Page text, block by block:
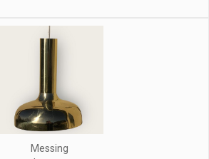
Messing